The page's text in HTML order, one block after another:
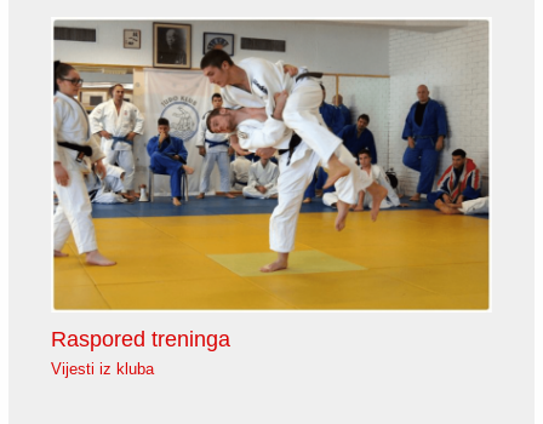
Raspored treninga
Vijesti iz kluba